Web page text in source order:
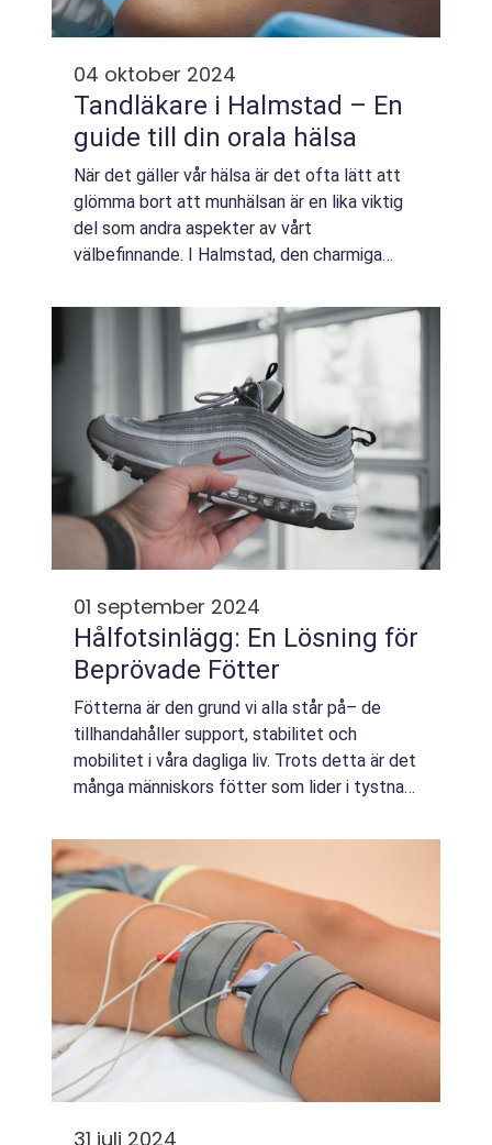
04 oktober 2024
Tandläkare i Halmstad – En
guide till din orala hälsa
När det gäller vår hälsa är det ofta lätt att
glömma bort att munhälsan är en lika viktig
del som andra aspekter av vårt
välbefinnande. I Halmstad, den charmiga
01 september 2024
Hålfotsinlägg: En Lösning för
Beprövade Fötter
Fötterna är den grund vi alla står på– de
tillhandahåller support, stabilitet och
mobilitet i våra dagliga liv. Trots detta är det
många människors fötter som lider i tystnad,
31 juli 2024